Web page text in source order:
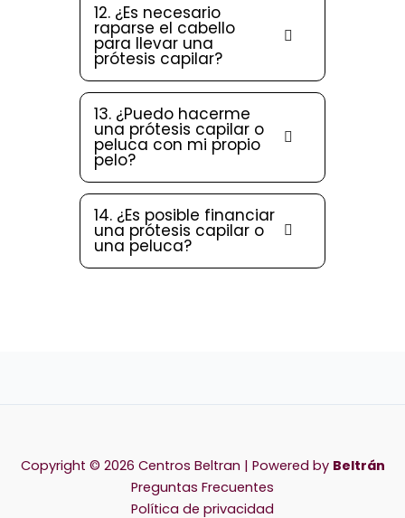
12. ¿Es necesario
raparse el cabello
para llevar una
prótesis capilar?
13. ¿Puedo hacerme
una prótesis capilar o
peluca con mi propio
pelo?
14. ¿Es posible financiar
una prótesis capilar o
una peluca?
Copyright © 2026 Centros Beltran | Powered by Beltrán
Preguntas Frecuentes
Política de privacidad